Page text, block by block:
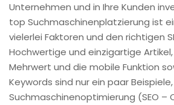
Unternehmen und in Ihre Kunden
top Suchmaschinenplatzierung ist
vielerlei Faktoren und den richtigen
Hochwertige und einzigartige
Mehrwert und die mobile Funktion
Keywords sind nur ein paar
Suchmaschinenoptimierung (SEO –